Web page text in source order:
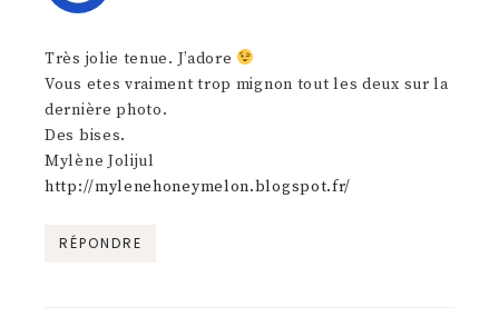
Très jolie tenue. J’adore
Vous etes vraiment trop mignon tout les deux sur la
dernière photo.
Des bises.
Mylène Jolijul
http://mylenehoneymelon.blogspot.fr/
RÉPONDRE